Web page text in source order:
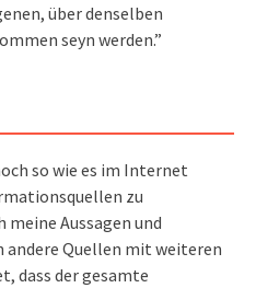
über denselben
seyn werden.”
so wie es im Internet
zu
Aussagen und
andere Quellen mit weiteren
dass der gesamte